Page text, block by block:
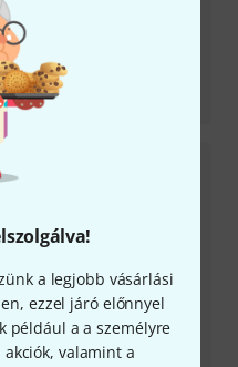
a legjobb vásárlási
ezzel járó előnnyel
például a a személyre
valamint a